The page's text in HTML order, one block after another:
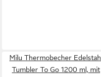
Milu Thermobecher Edelstahl
Tumbler To Go 1200 ml, mit